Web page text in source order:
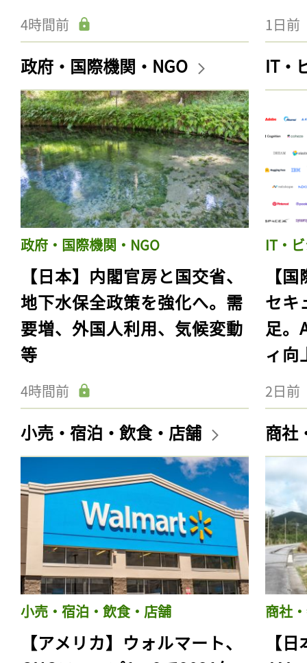
4時間前 1日前
政府・国際機関・NGO
政府・国際機関・NGO
【日本】内閣官房と国交省、
地下水保全政策を強化へ。需
要増、外国人利用、気候変動
等
4時間前
IT・
IT・
【
セキ
足。
ィ向
2日前
小売・宿泊・飲食・店舗
小売・宿泊・飲食・店舗
【アメリカ】ウォルマート、
商社
商社
【